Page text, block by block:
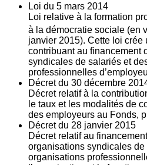
Loi du 5 mars 2014
Loi relative à la formation
à la démocratie sociale (en
janvier 2015). Cette loi crée
contribuant au financement
syndicales de salariés et
professionnelles
Décret du 30 décembre
Décret relatif à la
le taux et les modalités de
des employeurs au Fonds,
Décret du 28 janvier 2015
Décret relatif au
organisations syndicales
organisations